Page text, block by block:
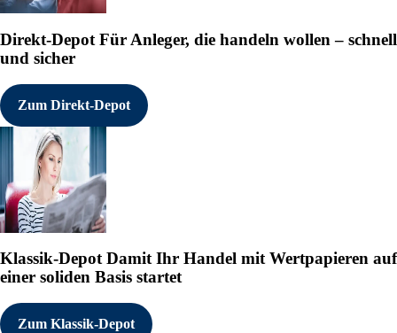
Direkt-Depot Für Anleger, die handeln wollen – schnell
und sicher
Zum Direkt-Depot
Klassik-DepotDamit Ihr Handel mit Wertpapieren auf
einer soliden Basis startet
Zum Klassik-Depot